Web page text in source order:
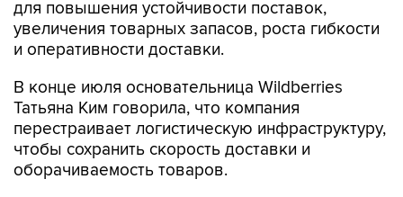
для повышения устойчивости поставок,
увеличения товарных запасов, роста гибкости
и оперативности доставки.
В конце июля основательница Wildberries
Татьяна Ким говорила, что компания
перестраивает логистическую инфраструктуру,
чтобы сохранить скорость доставки и
оборачиваемость товаров.